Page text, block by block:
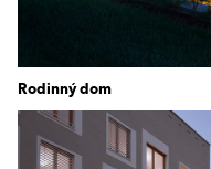
Rodinný dom